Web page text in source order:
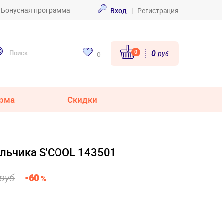
Бонусная программа Вход | Регистрация
0 0 0 руб
Скидки
S'COOL 143501
-60%